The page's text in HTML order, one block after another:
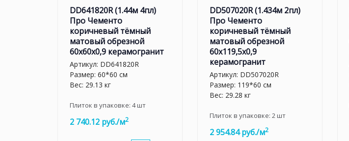
DD641820R (1.44м 4пл)
Про Чементо
коричневый тёмный
матовый обрезной
60x60x0,9 керамогранит
Артикул: DD641820R
Размер: 60*60 см
Вес: 29.13 кг
Плиток в упаковке: 4шт
2 740.12 руб./м2
DD507020R (1.434м 2пл)
Про Чементо
коричневый тёмный
матовый обрезной
60x119,5x0,9
керамогранит
Артикул: DD507020R
Размер: 119*60 см
Вес: 29.28 кг
Плиток в упаковке: 2 шт
2 954.84 руб./м2